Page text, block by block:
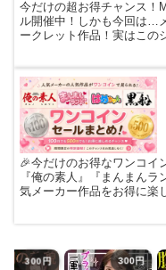
今だけの超お得チャンス！
ル開催中！しかも今回は…
ークレット作品！実はこの
なくても 購入自体は可能
か手に入らない！つまり実
ンペーンです！開催期間は
も？気になる方は、ぜひ
🎉今だけのお得なワンコイ
『俺の素人』『まんまん
気メーカー作品をお得に楽
格の作品が多数ラインナッ
る作品も多く、タイミング
価格変更が行われる場合も
がおすすめです。今だけの
300円 300円